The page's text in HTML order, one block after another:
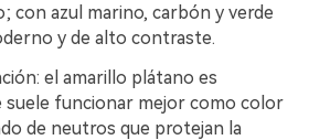
con azul marino, carbón y verde
y de alto contraste.
el amarillo plátano es
suele funcionar mejor como color
de neutros que protejan la